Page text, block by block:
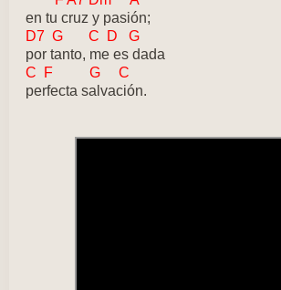
en tu cruz y pasión;
D7 G C D G
por tanto, me es dada
C F G C
perfecta salvación.